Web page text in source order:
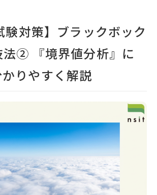
験対策】ブラックボック
法② 『境界値分析』に
りやすく解説